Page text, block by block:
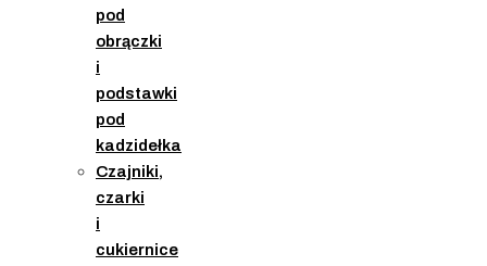
pod
obrączki
i
podstawki
pod
kadzidełka
Czajniki,
czarki
i
cukiernice